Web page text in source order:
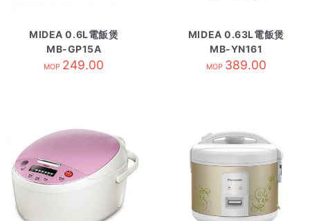
MIDEA 0.6L電飯煲
MB-GP15A
MOP 249.00
MIDEA 0.63L電飯煲
MB-YN161
MOP 389.00